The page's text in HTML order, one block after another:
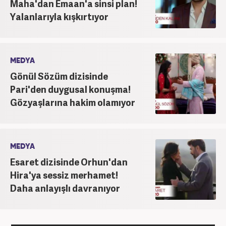
Maha'dan Emaan'a sinsi plan!
Yalanlarıyla kışkırtıyor
MEDYA
Gönül Sözüm dizisinde
Pari'den duygusal konuşma!
Gözyaşlarına hakim olamıyor
MEDYA
Esaret dizisinde Orhun'dan
Hira'ya sessiz merhamet!
Daha anlayışlı davranıyor